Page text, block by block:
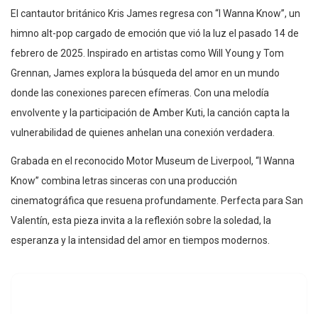
El cantautor británico Kris James regresa con “I Wanna Know”, un
himno alt-pop cargado de emoción que vió la luz el pasado 14 de
febrero de 2025. Inspirado en artistas como Will Young y Tom
Grennan, James explora la búsqueda del amor en un mundo
donde las conexiones parecen efímeras. Con una melodía
envolvente y la participación de Amber Kuti, la canción capta la
vulnerabilidad de quienes anhelan una conexión verdadera.
Grabada en el reconocido Motor Museum de Liverpool, “I Wanna
Know” combina letras sinceras con una producción
cinematográfica que resuena profundamente. Perfecta para San
Valentín, esta pieza invita a la reflexión sobre la soledad, la
esperanza y la intensidad del amor en tiempos modernos.